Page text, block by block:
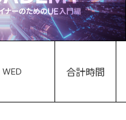
WED 合計時間